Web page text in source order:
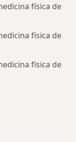
física de
física de
física de